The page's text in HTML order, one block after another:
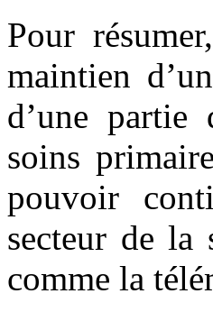
Pour
maintien
d’une partie
soins
pouvoir
secteur de la
comme la